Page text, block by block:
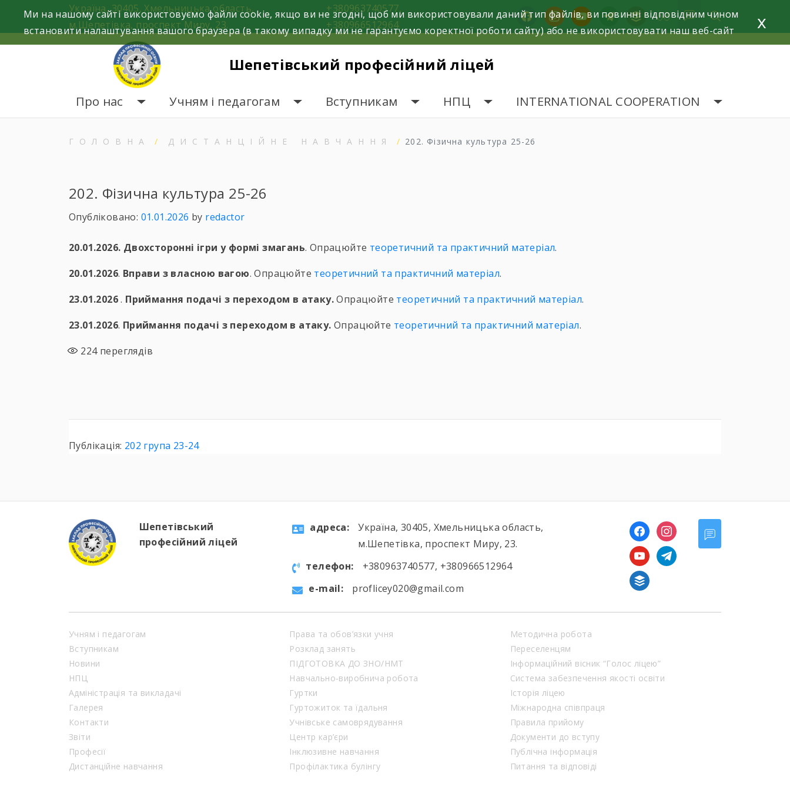
Україна, 30405, Хмельницька область,
м.Шепетівка, проспект Миру, 23.
+380963740577,
+380966512964
facebookinstagramyoutubetelegrambuffer
Шепетівський професійний ліцей
Про нас Учням і педагогам Вступникам НПЦ INTERNATIONAL COOPERATION
ГОЛОВНА ДИСТАНЦІЙНЕ НАВЧАННЯ 202. Фізична культура 25-26
202. Фізична культура 25-26
Опубліковано: 01.01.2026 by redactor
20.01.2026. Двохсторонні ігри у формі змагань. Опрацюйте теоретичний та практичний матеріал.
20.01.2026. Вправи з власною вагою. Опрацюйте теоретичний та практичний матеріал.
23.01.2026. Приймання подачі з переходом в атаку.Опрацюйте теоретичний та практичний матеріал.
23.01.2026. Приймання подачі з переходом в атаку. Опрацюйте теоретичний та практичний матеріал.
224переглядів
Публікація: 202 група 23-24
Ми на нашому сайті використовуємо файли cookie, якщо ви не згодні, щоб ми використовували даний тип файлів, ви повинні відповідним чином
встановити налаштування вашого браузера (в такому випадку ми не гарантуємо коректної роботи сайту) або не використовувати наш веб-сайт
x
Шепетівський
професійний ліцей
aдресa:
Україна, 30405, Хмельницька область,
м.Шепетівка, проспект Миру, 23.
телефон:
+380963740577, +380966512964
e-mail:
proflicey020@gmail.com
facebookinstagram
youtubetelegram
buffer
Учням і педагогам
Вступникам
Новини
НПЦ
Адміністрація та викладачі
Галерея
Контакти
Звіти
Професії
Дистанційне навчання
Права та обов’язки учня
Розклад занять
ПІДГОТОВКА ДО ЗНО/НМТ
Навчально-виробнича робота
Гуртки
Гуртожиток та їдальня
Учнівське самоврядування
Центр кар’єри
Інклюзивне навчання
Профілактика булінгу
Методична робота
Переселенцям
Інформаційний вісник “Голос ліцею”
Система забезпечення якості освіти
Історія ліцею
Міжнародна співпраця
Правила прийому
Документи до вступу
Публічна інформація
Питання та відповіді